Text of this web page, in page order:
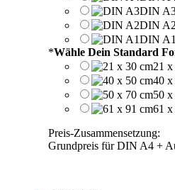
DIN
DIN A2
DIN A1
*Wähle Dein Standard
21
40 x
50
61 x
Preis-Zusammensetzung:
Grundpreis für DIN A4 +